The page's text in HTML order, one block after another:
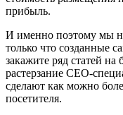
прибыль.
И именно поэтому мы
только что созданные
закажите ряд статей на
растерзание СЕО-
сделают как можно
посетителя.